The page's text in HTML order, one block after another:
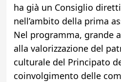
ha già un Consiglio
nell’ambito della prima
Nel programma, grande
alla valorizzazione del
culturale del Principato
coinvolgimento delle